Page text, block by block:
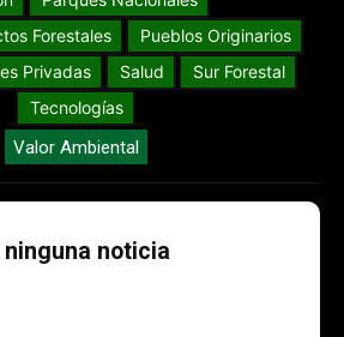
Forestales
Pueblos Originarios
Privadas
Salud
Sur Forestal
Tecnologías
Valor Ambiental
noticia